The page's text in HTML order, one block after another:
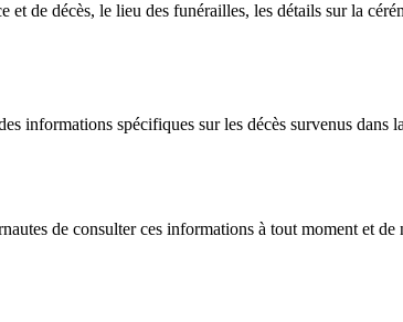
de décès, le lieu des funérailles, les détails sur la
informations spécifiques sur les décès survenus dans
de consulter ces informations à tout moment et